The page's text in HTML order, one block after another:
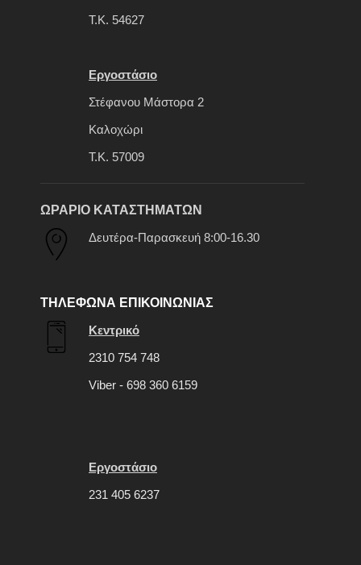
Τ.Κ. 54627
Εργοστάσιο
Στέφανου Μάστορα 2
Καλοχώρι
Τ.Κ. 57009
ΩΡΑΡΙΟ ΚΑΤΑΣΤΗΜΑΤΩΝ
Δευτέρα-Παρασκευή 8:00-16.30
ΤΗΛΕΦΩΝΑ ΕΠΙΚΟΙΝΩΝΙΑΣ
Κεντρικό
2310 754 748
Viber - 698 360 6159
Εργοστάσιο
231 405 6237